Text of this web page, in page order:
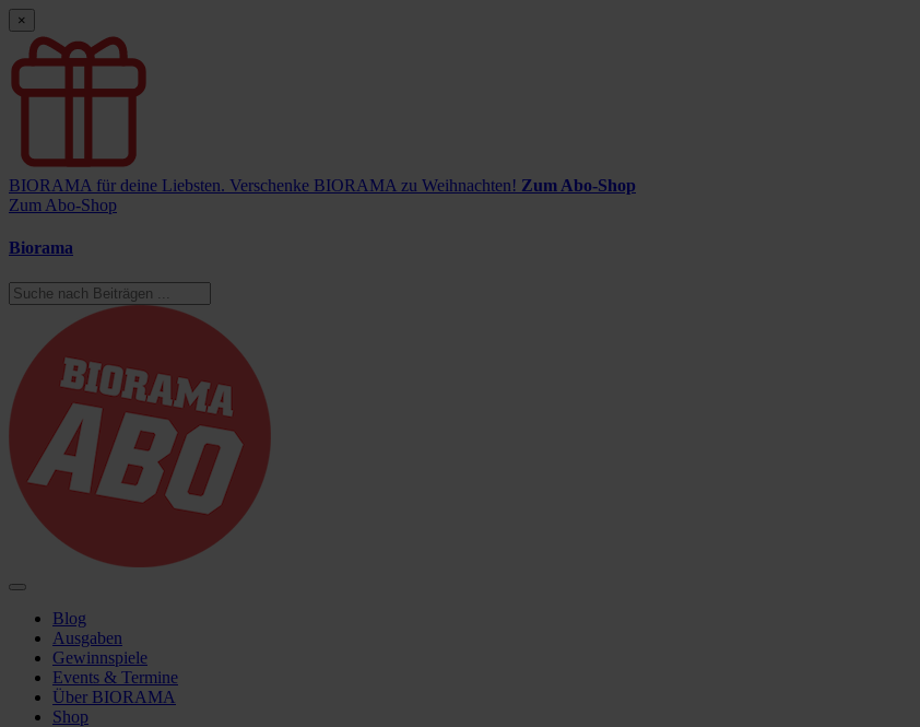
×
BIORAMA für deine Liebsten. Verschenke BIORAMA zu Weihnachten! Zum Abo-Shop
Zum Abo-Shop
Biorama
Blog
Ausgaben
Gewinnspiele
Events & Termine
Über BIORAMA
Shop